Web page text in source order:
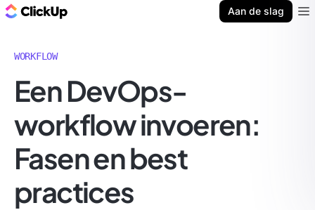
Aan de slag
WORKFLOW
Een DevOps-
workflow invoeren:
Fasen en best
practices